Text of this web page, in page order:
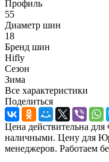
Профиль
55
Диаметр шин
18
Бренд шин
Hifly
Сезон
Зима
Все характеристики
Поделиться
Цена действительна
наличными. Цену для
менеджеров. Работаем